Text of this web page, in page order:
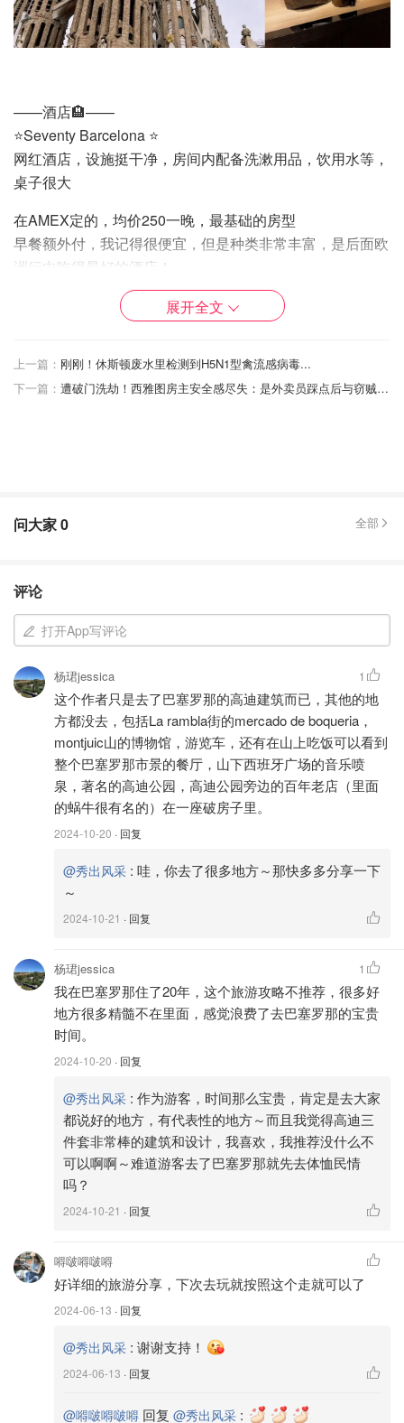
——酒店🏨——
⭐️Seventy Barcelona ⭐️
网红酒店，设施挺干净，房间内配备洗漱用品，饮用水等，
桌子很大
在AMEX定的，均价250一晚，最基础的房型
早餐额外付，我记得很便宜，但是种类非常丰富，是后面欧
洲行中吃得最好的酒店！
地理位置不错，在感恩大道附近步行5分钟～
—— 交通——
基本上是打车去各种地方，用到的app有：bolt,
国以后再设置，国外的手机号可以在国内🍑购买，流量可以
用我之前推荐的Airalo软件，很便宜～（PINXIU2803）用
可以🆓得3💰，支付的时候直接抵扣
——景点🏝️——
Day1: 找当地司机接机，直接入住酒店
下午晚上直接在感恩大道附近逛吃，感恩大道的lv等一直开
到8点，记得带好护照，谁付钱用谁的护照办理退税！ 圣诞
节的时候感恩大道的灯很好看，像一颗颗流星～
展开全文
上一篇： 刚刚！休斯顿废水里检测到H5N1型禽流感病毒...
下一篇：
遭破门洗劫！西雅图房主安全感尽失：是外卖员踩点后与窃贼合作...
问大家0 全部
评论
打开App写评论
杨珺jessica
这个作者只是去了巴塞罗那的高迪建筑而已，其他的地
方都没去，包括La rambla街的mercado de boqueria，
montjuic山的博物馆，游览车，还有在山上吃饭可以看到
整个巴塞罗那市景的餐厅，山下西班牙广场的音乐喷
泉，著名的高迪公园，高迪公园旁边的百年老店（里面
的蜗牛很有名的）在一座破房子里。
2024-10-20 · 回复
1
@秀出风采 : 哇，你去了很多地方～那快多多分享一下
～
2024-10-21 · 回复
杨珺jessica
我在巴塞罗那住了20年，这个旅游攻略不推荐，很多好
地方很多精髓不在里面，感觉浪费了去巴塞罗那的宝贵
时间。
2024-10-20 · 回复
1
@秀出风采 : 作为游客，时间那么宝贵，肯定是去大家
都说好的地方，有代表性的地方～而且我觉得高迪三
件套非常棒的建筑和设计，我喜欢，我推荐没什么不
可以啊啊～难道游客去了巴塞罗那就先去体恤民情
吗？
2024-10-21 · 回复
嘚啵嘚啵嘚
好详细的旅游分享，下次去玩就按照这个走就可以了
2024-06-13 · 回复
@秀出风采 : 谢谢支持！
2024-06-13 · 回复
@嘚啵嘚啵嘚 回复 @秀出风采 :